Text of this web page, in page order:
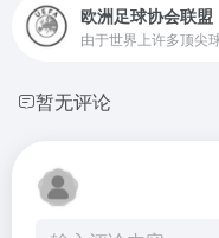
欧洲足球协会联盟
暂无评论